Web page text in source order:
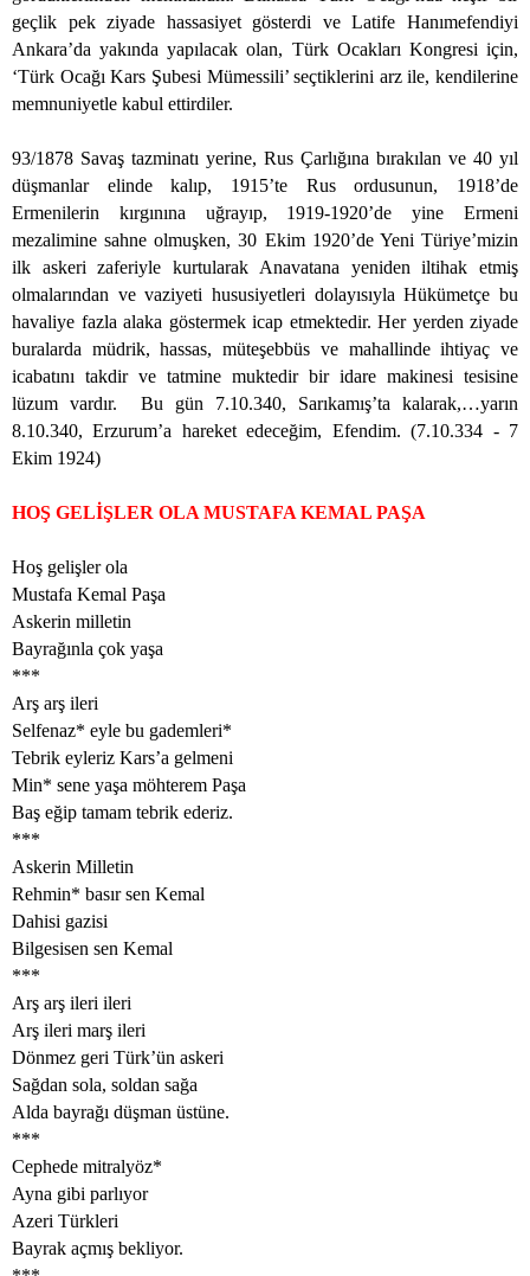
geçlik pek ziyade hassasiyet gösterdi ve Latife Hanımefendiyi
Ankara’da yakında yapılacak olan, Türk Ocakları Kongresi için,
‘Türk Ocağı Kars Şubesi Mümessili’ seçtiklerini arz ile, kendilerine
memnuniyetle kabul ettirdiler.
93/1878 Savaş tazminatı yerine, Rus Çarlığına bırakılan ve 40 yıl
düşmanlar elinde kalıp, 1915’te Rus ordusunun, 1918’de
Ermenilerin kırgınına uğrayıp, 1919-1920’de yine Ermeni
mezalimine sahne olmuşken, 30 Ekim 1920’de Yeni Türiye’mizin
ilk askeri zaferiyle kurtularak Anavatana yeniden iltihak etmiş
olmalarından ve vaziyeti hususiyetleri dolayısıyla Hükümetçe bu
havaliye fazla alaka göstermek icap etmektedir. Her yerden ziyade
buralarda müdrik, hassas, müteşebbüs ve mahallinde ihtiyaç ve
icabatını takdir ve tatmine muktedir bir idare makinesi tesisine
lüzum vardır.
Bu gün 7.10.340, Sarıkamış’ta kalarak,…yarın
8.10.340, Erzurum’a hareket edeceğim, Efendim. (7.10.334 - 7
Ekim 1924)
HOŞ GELİŞLER OLA MUSTAFA KEMAL PAŞA
Hoş gelişler ola
Mustafa Kemal Paşa
Askerin milletin
Bayrağınla çok yaşa
***
Arş arş ileri
Selfenaz* eyle bu gademleri*
Tebrik eyleriz Kars’a gelmeni
Min* sene yaşa möhterem Paşa
Baş eğip tamam tebrik ederiz.
***
Askerin Milletin
Rehmin* basır sen Kemal
Dahisi gazisi
Bilgesisen sen Kemal
***
Arş arş ileri ileri
Arş ileri marş ileri
Dönmez geri Türk’ün askeri
Sağdan sola, soldan sağa
Alda bayrağı düşman üstüne.
***
Cephede mitralyöz*
Ayna gibi parlıyor
Azeri Türkleri
Bayrak açmış bekliyor.